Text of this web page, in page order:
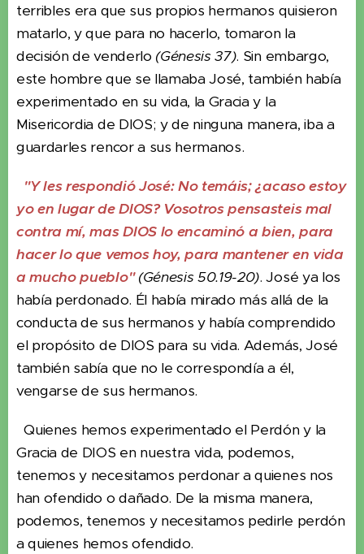
terribles era que sus propios hermanos quisieron
matarlo, y que para no hacerlo, tomaron la
decisión de venderlo (Génesis 37). Sin embargo,
este hombre que se llamaba José, también había
experimentado en su vida, la Gracia y la
Misericordia de DIOS; y de ninguna manera, iba a
guardarles rencor a sus hermanos.
"Y les respondió José: No temáis; ¿acaso estoy
yo en lugar de DIOS? Vosotros pensasteis mal
contra mí, mas DIOS lo encaminó a bien, para
hacer lo que vemos hoy, para mantener en vida
a mucho pueblo"(Génesis 50.19-20). José ya los
había perdonado. Él había mirado más allá de la
conducta de sus hermanos y había comprendido
el propósito de DIOS para su vida. Además, José
también sabía que no le correspondía a él,
vengarse de sus hermanos.
Quienes hemos experimentado el Perdón y la
Gracia de DIOS en nuestra vida, podemos,
tenemos y necesitamos perdonar a quienes nos
han ofendido o dañado. De la misma manera,
podemos, tenemos y necesitamos pedirle perdón
a quienes hemos ofendido.